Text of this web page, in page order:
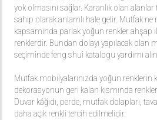
yok olmasını sağlar. Karanlık olan
sahip olarak anlamlı hale gelir. Mutfak ne
kapsamında parlak yoğun renkler ahşap
renklerdir. Bundan dolayı yapılacak olan
seçiminde feng shui katalogu yardımı
Mutfak mobilyalarınızda yoğun renklerin
dekorasyonun geri kalan kısmında
Duvar kâğıdı, perde, mutfak dolapları,
daha açık renkli tercih edilmelidir.